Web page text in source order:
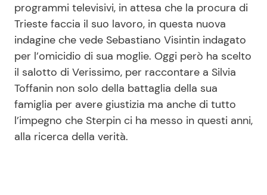
Salute
Viaggi e Turismo
Festività
Ricette Facili e Veloci
Ricette Feste
Ricette per Bambini
Seguici
programmi televisivi, in attesa che la procura di
Trieste faccia il suo lavoro, in questa nuova
indagine che vede Sebastiano Visintin indagato
per l’omicidio di sua moglie. Oggi però ha scelto
il salotto di Verissimo, per raccontare a Silvia
Toffanin non solo della battaglia della sua
famiglia per avere giustizia ma anche di tutto
l’impegno che Sterpin ci ha messo in questi anni,
alla ricerca della verità.